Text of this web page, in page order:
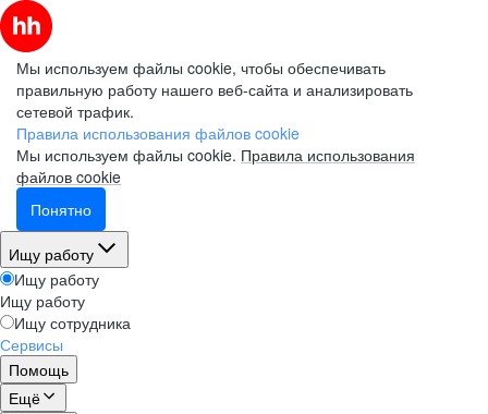
Мы используем файлы cookie, чтобы обеспечивать
правильную работу нашего веб-сайта и анализировать
сетевой трафик.
Правила использования файлов cookie
Мы используем файлы cookie. Правила использования
файлов cookie
Понятно
Ищу работу
Ищу работу
Ищу работу
Ищу сотрудника
Сервисы
Помощь
Ещё